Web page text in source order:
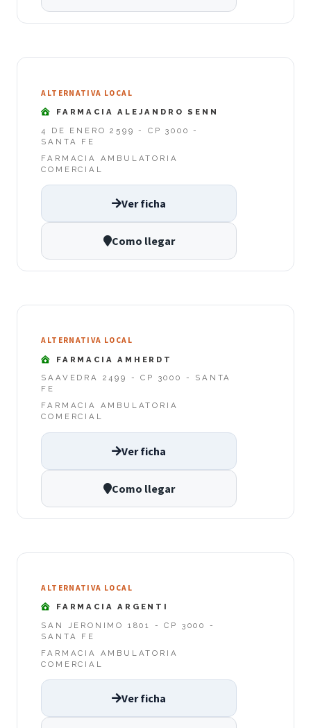
ALTERNATIVA LOCAL
FARMACIA ALEJANDRO SENN
4 DE ENERO 2599 - CP 3000 -
SANTA FE
FARMACIA AMBULATORIA
COMERCIAL
Ver ficha
Como llegar
ALTERNATIVA LOCAL
FARMACIA AMHERDT
SAAVEDRA 2499 - CP 3000 - SANTA
FE
FARMACIA AMBULATORIA
COMERCIAL
Ver ficha
Como llegar
ALTERNATIVA LOCAL
FARMACIA ARGENTI
SAN JERONIMO 1801 - CP 3000 -
SANTA FE
FARMACIA AMBULATORIA
COMERCIAL
Ver ficha